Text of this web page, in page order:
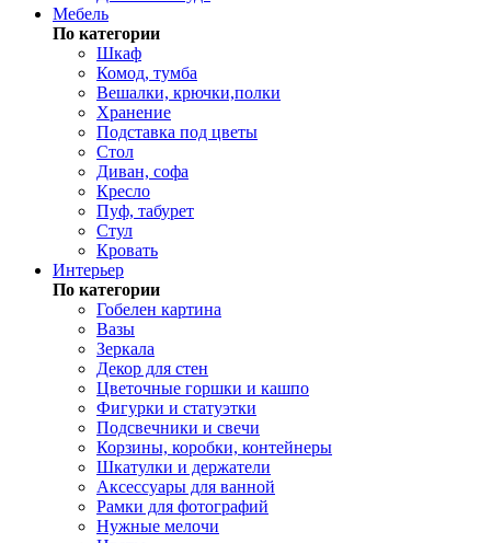
Мебель
По категории
Шкаф
Комод, тумба
Вешалки, крючки,полки
Хранение
Подставка под цветы
Стол
Диван, софа
Кресло
Пуф, табурет
Стул
Кровать
Интерьер
По категории
Гобелен картина
Вазы
Зеркала
Декор для стен
Цветочные горшки и кашпо
Фигурки и статуэтки
Подсвечники и свечи
Корзины, коробки, контейнеры
Шкатулки и держатели
Аксессуары для ванной
Рамки для фотографий
Нужные мелочи